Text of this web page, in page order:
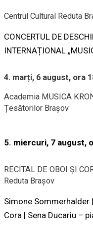
Centrul Cultural Reduta
CONCERTUL DE
INTERNAȚIONAL
4. marți, 6 august, ora
Academia MUSICA
Țesătorilor Brașov
5. miercuri, 7 august,
RECITAL DE OBOI ȘI
Reduta Brașov
Simone Sommerhalder
Cora | Sena Ducariu –